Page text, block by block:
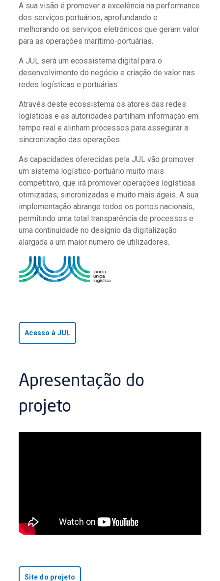
A sua visão é promover a excelência na performance
dos serviços portuários, aprofundando e
melhorando os serviços eletrónicos que geram valor
para as operações marítimo-portuárias.
A JUL será um ecossistema digital para o
desenvolvimento do negócio e criação de valor nas
redes logísticas e portuárias.
Através deste ecossistema os atores das redes
logísticas e as autoridades partilham informação em
tempo real e alinham processos para assegurar a
sincronização das operações.
As capacidades oferecidas pela JUL vão promover
um sistema logístico-portuário muito mais
competitivo, que irá promover operações logísticas
otimizadas, sincronizadas e muito mais ágeis. A sua
implementação abrange todos os portos nacionais,
permitindo uma total transparência de processos e
uma continuidade no desígnio da digitalização
alargada a um maior numero de utilizadores.
Acesso à JUL
Apresentação do
projeto
Site do projeto